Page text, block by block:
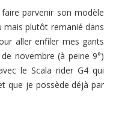
parvenir son modèle
mais plutôt remanié dans
aller enfiler mes gants
novembre (à peine 9°)
le Scala rider G4 qui
que je possède déjà par